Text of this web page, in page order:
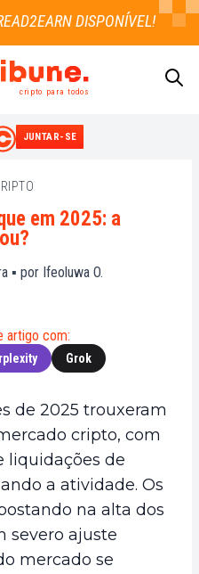
cripto para todos
JUNTAR-SE
em 2025: a
▪ por Ifeoluwa O.
artigo com:
Grok
de 2025 trouxeram
cripto, com
liquidações de
a atividade. Os
na alta dos
severo ajuste
mercado se